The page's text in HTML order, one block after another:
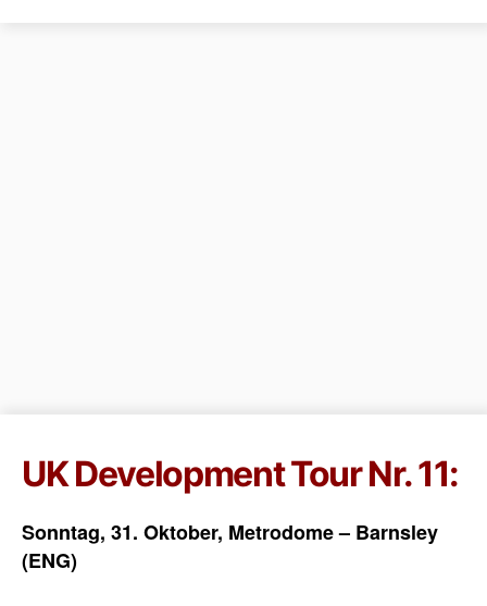
UK Development Tour Nr. 11:
Sonntag, 31. Oktober, Metrodome – Barnsley
(ENG)